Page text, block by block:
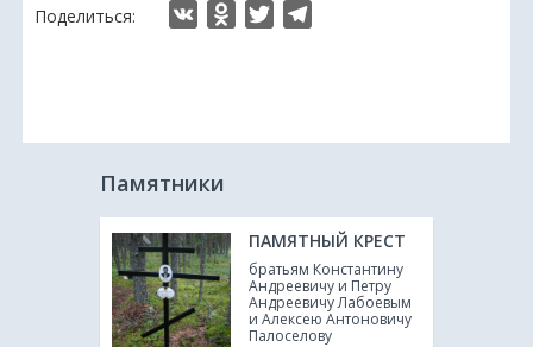
М
Поделиться: VK Odnoklassniki
Twitter
Памятники
ПАМЯТНЫЙ КРЕСТ
братьям Константину
Андреевичу и Петру
Андреевичу Лабоевым
и Алексею Антоновичу
Палоселову